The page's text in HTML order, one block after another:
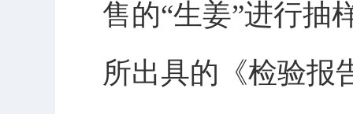
售的“生姜”进行抽
所出具的《检验报